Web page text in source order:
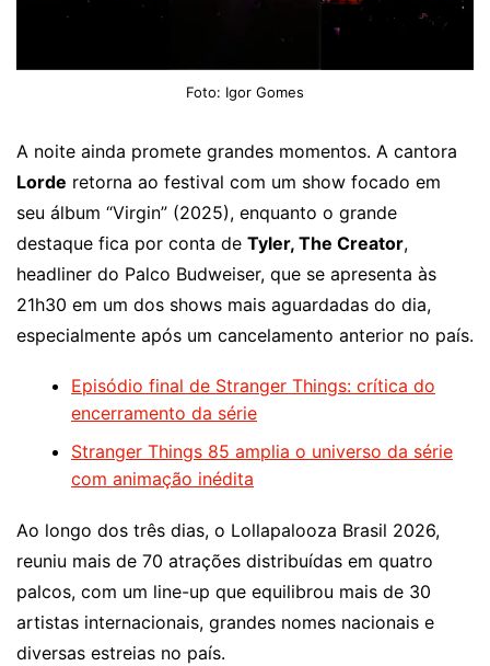
Foto: Igor Gomes
A noite ainda promete grandes momentos. A cantora
Lorde retorna ao festival com um show focado em
seu álbum “Virgin” (2025), enquanto o grande
destaque fica por conta de Tyler, The Creator,
headliner do Palco Budweiser, que se apresenta às
21h30 em um dos shows mais aguardadas do dia,
especialmente após um cancelamento anterior no país.
Episódio final de Stranger Things: crítica do
encerramento da série
Stranger Things 85 amplia o universo da série
com animação inédita
Ao longo dos três dias, o Lollapalooza Brasil 2026,
reuniu mais de 70 atrações distribuídas em quatro
palcos, com um line-up que equilibrou mais de 30
artistas internacionais, grandes nomes nacionais e
diversas estreias no país.